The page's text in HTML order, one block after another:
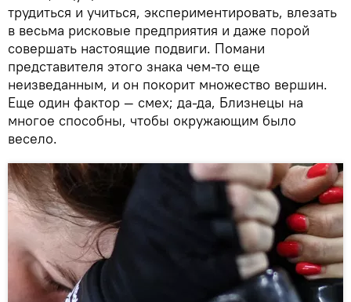
трудиться и учиться, экспериментировать, влезать
в весьма рисковые предприятия и даже порой
совершать настоящие подвиги. Помани
представителя этого знака чем-то еще
неизведанным, и он покорит множество вершин.
Еще один фактор — смех; да-да, Близнецы на
многое способны, чтобы окружающим было
весело.